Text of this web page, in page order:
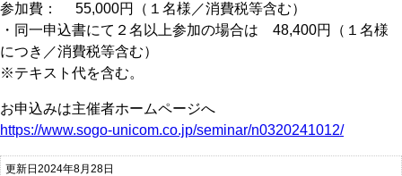
参加費： 55,000円（１名様／消費税等含む）
・同一申込書にて２名以上参加の場合は 48,400円（１名様
につき／消費税等含む）
※テキスト代を含む。
お申込みは主催者ホームページへ
https://www.sogo-unicom.co.jp/seminar/n0320241012/
更新日2024年8月28日